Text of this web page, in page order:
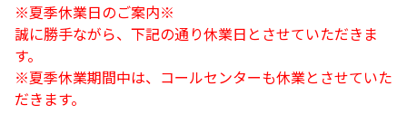
※夏季休業日のご案内※
誠に勝手ながら、下記の通り休業日とさせていただきま
す。
※夏季休業期間中は、コールセンターも休業とさせていた
だきます。